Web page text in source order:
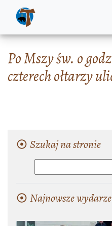
Po Mszy św. o
czterech ołtarzy
Szukaj na stronie
Najnowsze